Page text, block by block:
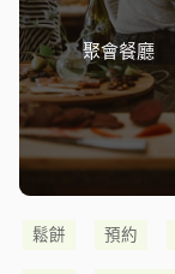
聚會餐廳
鬆餅 預約